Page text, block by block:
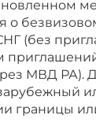
о
(без
МВД РА).
границы